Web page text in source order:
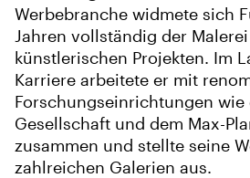
Werbebranche widmete sich
Jahren vollständig der
künstlerischen Projekten. Im
Karriere arbeitete er mit
Forschungseinrichtungen wie
Gesellschaft und dem Max-
zusammen und stellte seine
zahlreichen Galerien aus.